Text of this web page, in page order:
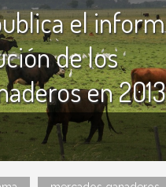
el
de los
en 2013